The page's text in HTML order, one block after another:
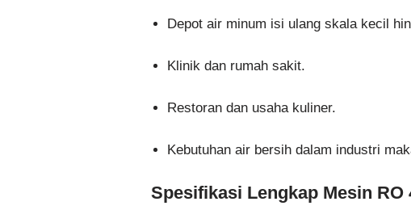
Depot air minum isi ulang skala kecil
Klinik dan rumah sakit.
Restoran dan usaha kuliner.
Kebutuhan air bersih dalam industri
Spesifikasi Lengkap Mesin RO